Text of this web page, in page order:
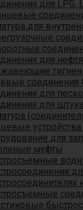
для LPG,
для
для
соединения
для
для
для
муфты